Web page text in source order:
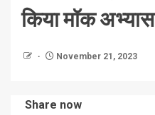
किया मॉक अभ्यास
November 21, 2023
Share now